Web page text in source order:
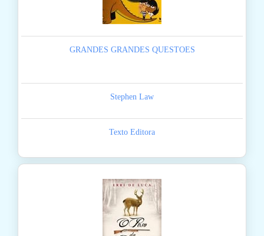
GRANDES GRANDES QUESTOES
Stephen Law
Texto Editora